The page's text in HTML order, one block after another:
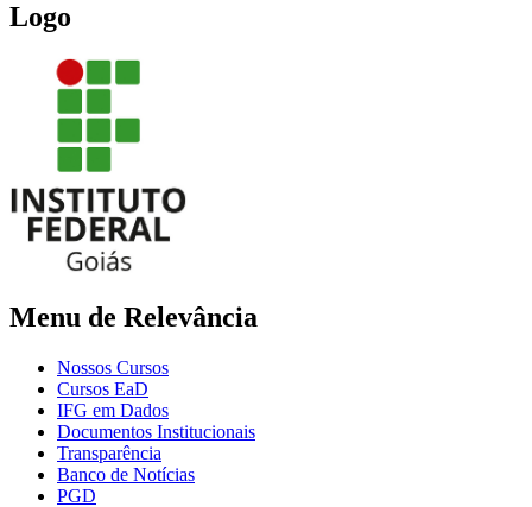
Logo
Menu de Relevância
Nossos Cursos
Cursos EaD
IFG em Dados
Documentos Institucionais
Transparência
Banco de Notícias
PGD